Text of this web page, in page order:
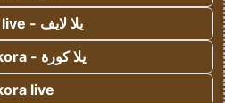
يلا لايف - yalla live
يلا كورة - yallakora
live